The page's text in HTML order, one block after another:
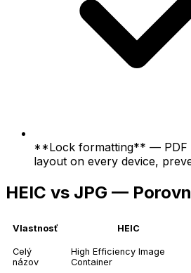
**Lock formatting** — PDF
layout on every device,
HEIC vs JPG —
Vlastnosť HEIC
Celý
názov
High Efficiency Image
Container